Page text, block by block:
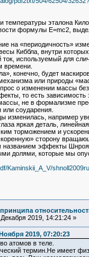
температуры эталона
формулы E=mc2,
на «периодичность»
Киббла, внутри
ток, используемый для
времени.
конечно, будет
или природы
о изменении массы
то есть зависимость
не в формализме
или соударения.
изменилась, например
яркая деталь,
торможением и
сторону
названием эффекты
долями, которые мы
Kaminskii_A_V/
2019, 14:21:24 »
2019, 07:20:23
атомов в теле.
термин.Не имеет